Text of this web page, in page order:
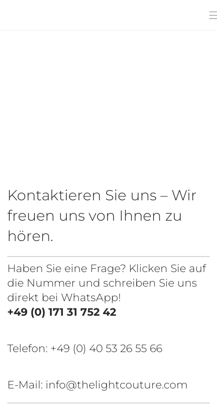
Kontaktieren Sie uns – Wir
freuen uns von Ihnen zu
hören.
Haben Sie eine Frage? Klicken Sie auf
die Nummer und schreiben Sie uns
direkt bei WhatsApp!
+49 (0) 171 31 752 42
Telefon: +49 (0) 40 53 26 55 66
E-Mail: info@thelightcouture.com